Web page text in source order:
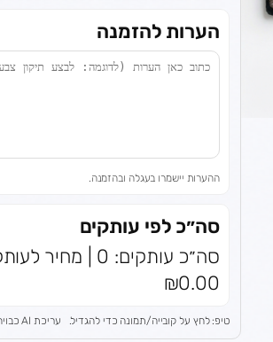
הערות להזמנה
ההערות יישמרו בעגלה ובהזמנה.
סה״כ לפי עותקים
₪0.00
טיפ: לחץ על קובייה/תמונה כדי להגדיל. עריכת AI כבויה במוצר זה.